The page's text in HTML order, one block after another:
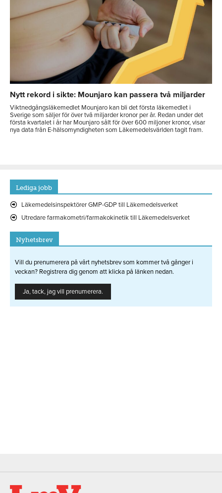
Nytt rekord i sikte: Mounjaro kan passera två miljarder
Viktnedgångsläkemedlet Mounjaro kan bli det första läkemedlet i
Sverige som säljer för över två miljarder kronor per år. Redan under det
första kvartalet i år har Mounjaro sålt för över 600 miljoner kronor, visar
nya data från E-hälsomyndigheten som Läkemedelsvärlden tagit fram.
Lediga jobb
Läkemedelsinspektörer GMP-GDP till Läkemedelsverket
Utredare farmakometri/farmakokinetik till Läkemedelsverket
Nyhetsbrev
Vill du prenumerera på vårt nyhetsbrev som kommer två gånger i
veckan? Registrera dig genom att klicka på länken nedan.
Ja, tack, jag vill prenumerera.